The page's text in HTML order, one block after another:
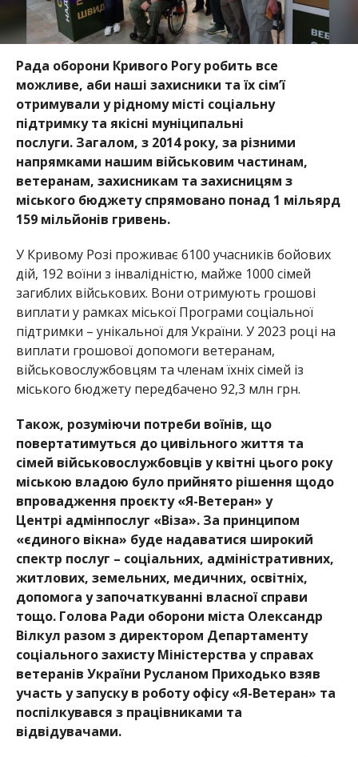
Рада оборони Кривого Рогу робить все
можливе, аби наші захисники та їх сім’ї
отримували у рідному місті соціальну
підтримку та якісні муніципальні
послуги. Загалом, з 2014 року, за різними
напрямками нашим військовим частинам,
ветеранам, захисникам та захисницям з
міського бюджету спрямовано понад 1 мільярд
159 мільйонів гривень.
У Кривому Розі проживає 6100 учасників бойових
дій, 192 воїни з інвалідністю, майже 1000 сімей
загиблих військових. Вони отримують грошові
виплати у рамках міської Програми соціальної
підтримки – унікальної для України. У 2023 році на
виплати грошової допомоги ветеранам,
військовослужбовцям та членам їхніх сімей із
міського бюджету передбачено 92,3 млн грн.
Також, розуміючи потреби воїнів, що
повертатимуться до цивільного життя та
сімей військовослужбовців у квітні цього року
міською владою було прийнято рішення щодо
впровадження проєкту «Я-Ветеран» у
Центрі адмінпослуг «Віза». За принципом
«єдиного вікна» буде надаватися широкий
спектр послуг – соціальних, адміністративних,
житлових, земельних, медичних, освітніх,
допомога у започаткуванні власної справи
тощо. Голова Ради оборони міста Олександр
Вілкул разом з директором Департаменту
соціального захисту Міністерства у справах
ветеранів України Русланом Приходько взяв
участь у запуску в роботу офісу «Я-Ветеран» та
поспілкувався з працівниками та
відвідувачами.